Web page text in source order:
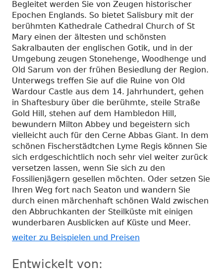
Begleitet werden Sie von Zeugen historischer
Epochen Englands. So bietet Salisbury mit der
berühmten Kathedrale Cathedral Church of St
Mary einen der ältesten und schönsten
Sakralbauten der englischen Gotik, und in der
Umgebung zeugen Stonehenge, Woodhenge und
Old Sarum von der frühen Besiedlung der Region.
Unterwegs treffen Sie auf die Ruine von Old
Wardour Castle aus dem 14. Jahrhundert, gehen
in Shaftesbury über die berühmte, steile Straße
Gold Hill, stehen auf dem Hambledon Hill,
bewundern Milton Abbey und begeistern sich
vielleicht auch für den Cerne Abbas Giant. In dem
schönen Fischerstädtchen Lyme Regis können Sie
sich erdgeschichtlich noch sehr viel weiter zurück
versetzen lassen, wenn Sie sich zu den
Fossilienjägern gesellen möchten. Oder setzen Sie
Ihren Weg fort nach Seaton und wandern Sie
durch einen märchenhaft schönen Wald zwischen
den Abbruchkanten der Steilküste mit einigen
wunderbaren Ausblicken auf Küste und Meer.
weiter zu Beispielen und Preisen
Entwickelt von: